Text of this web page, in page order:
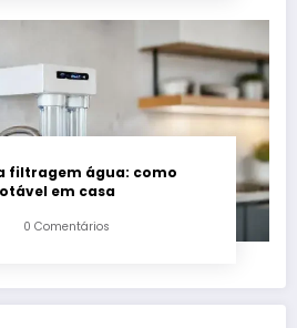
filtragem água: como
em casa
0 Comentários